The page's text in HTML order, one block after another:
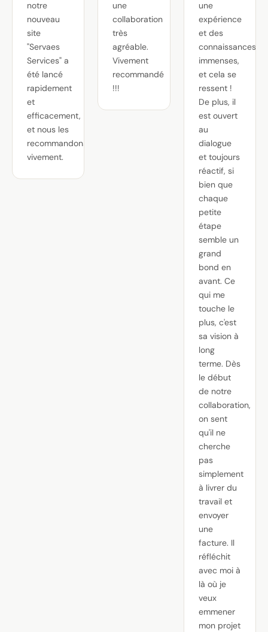
notre
nouveau
site
"Servaes
Services" a
été lancé
rapidement
et
efficacement,
et nous les
recommandons
vivement.
une
collaboration
très
agréable.
Vivement
recommandé
!!!
une
expérience
et des
connaissances
immenses,
et cela se
ressent !
De plus, il
est ouvert
au
dialogue
et toujours
réactif, si
bien que
chaque
petite
étape
semble un
grand
bond en
avant. Ce
qui me
touche le
plus, c'est
sa vision à
long
terme. Dès
le début
de notre
collaboration,
on sent
qu'il ne
cherche
pas
simplement
à livrer du
travail et
envoyer
une
facture. Il
réfléchit
avec moi à
là où je
veux
emmener
mon projet